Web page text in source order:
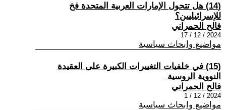
(14) هل تتحول الإمارات العربية المتحدة فخ
للإسرائيليين؟
فالح الحمراني
2024 / 12 / 17
مواضيع وابحاث سياسية
(15) في خلفيات التغييرات الكبيرة على العقيدة
النووية الروسية ‏
فالح الحمراني
2024 / 12 / 1
مواضيع وابحاث سياسية